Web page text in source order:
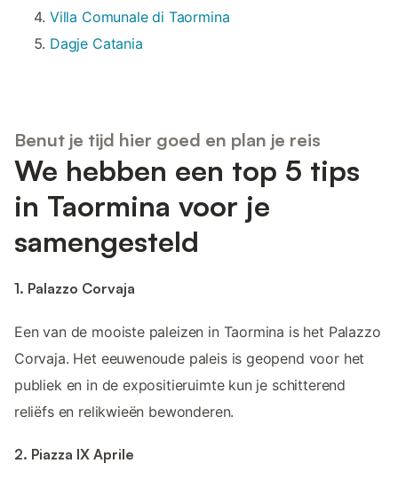
Villa Comunale di Taormina
Dagje Catania
Benut je tijd hier goed en plan je reis
We hebben een top 5 tips
in Taormina voor je
samengesteld
1. Palazzo Corvaja
Een van de mooiste paleizen in Taormina is het Palazzo
Corvaja. Het eeuwenoude paleis is geopend voor het
publiek en in de expositieruimte kun je schitterend
reliëfs en relikwieën bewonderen.
2. Piazza IX Aprile